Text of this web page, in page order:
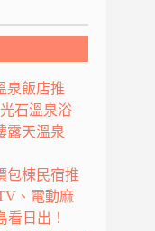
泉飯店推
石溫泉浴
露天溫泉
包棟民宿推
、電動麻
看日出！